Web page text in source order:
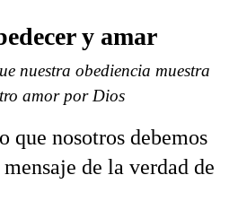
y amar
nuestra obediencia muestra
amor por Dios
que nosotros debemos
de la verdad de